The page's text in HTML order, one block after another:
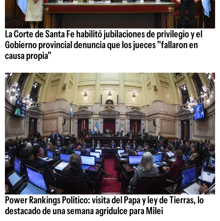
La Corte de Santa Fe habilitó jubilaciones de privilegio y el
Gobierno provincial denuncia que los jueces "fallaron en
causa propia"
Power Rankings Político: visita del Papa y ley de Tierras, lo
destacado de una semana agridulce para Milei